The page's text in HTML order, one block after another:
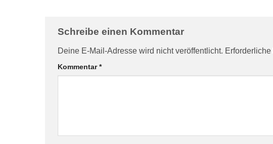
Schreibe einen Kommentar
Deine E-Mail-Adresse wird nicht veröffentlicht.
Kommentar*